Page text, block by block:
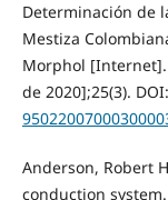
Determinación de
Mestiza
Morphol
de 2020];25(3). DOI:
Anderson, Robert
conduction